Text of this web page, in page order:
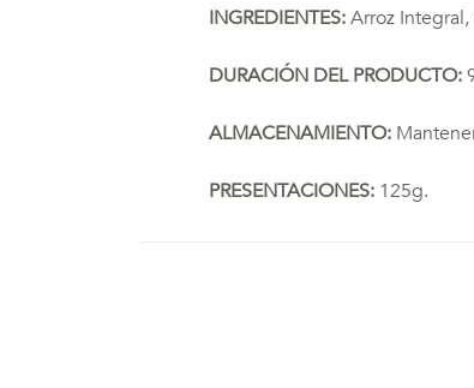
INGREDIENTES:Arroz
DURACIÓN DEL PRODUCTO:
ALMACENAMIENTO:
PRESENTACIONES: 125g.